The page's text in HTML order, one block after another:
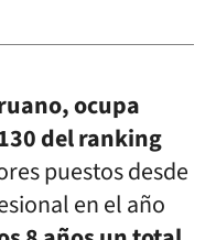
ocupa
del ranking
puestos desde
en el año